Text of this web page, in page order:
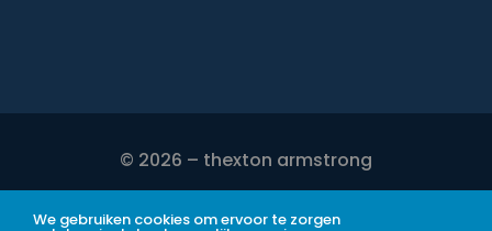
© 2026 – thexton armstrong
DISCLAIMER
We gebruiken cookies om ervoor te zorgen